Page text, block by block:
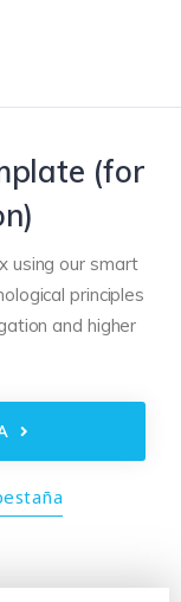
(for
using our smart
principles
and higher